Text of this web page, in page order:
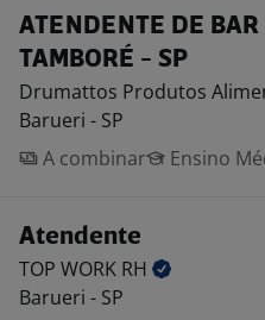
ATENDENTE DE BAR
TAMBORÉ - SP
Drumattos Produtos
Barueri - SP
A combinar
Ensino
Atendente
TOP WORK RH
Barueri - SP